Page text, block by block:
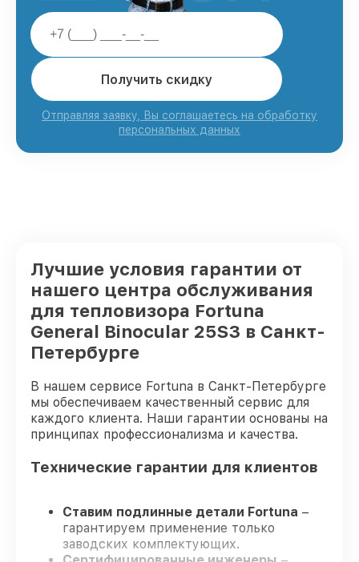
Получить скидку
Отправляя заявку, Вы соглашаетесь на обработку
персональных данных
Лучшие условия гарантии от
нашего центра обслуживания
для тепловизора Fortuna
General Binocular 25S3 в Санкт-
Петербурге
В нашем сервисе Fortuna в Санкт-Петербурге
мы обеспечиваем качественный сервис для
каждого клиента. Наши гарантии основаны на
принципах профессионализма и качества.
Технические гарантии для клиентов
Ставим подлинные детали Fortuna –
гарантируем применение только
заводских комплектующих.